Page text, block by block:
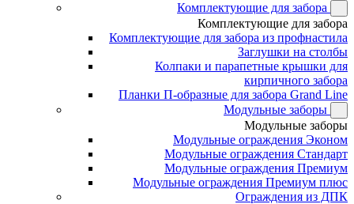
Комплектующие для забора
Комплектующие для забора
Комплектующие для забора из профнастила
Заглушки на столбы
Колпаки и парапетные крышки для
кирпичного забора
Планки П-образные для забора Grand Line
Модульные заборы
Модульные заборы
Модульные ограждения Эконом
Модульные ограждения Стандарт
Модульные ограждения Премиум
Модульные ограждения Премиум плюс
Ограждения из ДПК